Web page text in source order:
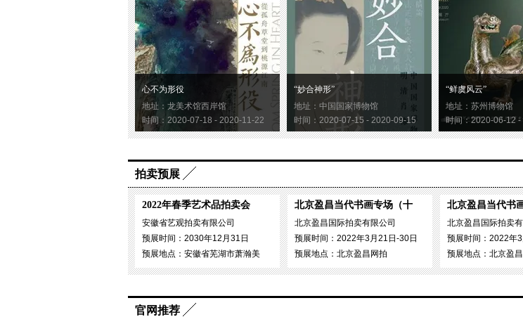
心不为形役
地址：龙美术馆西岸馆
时间：2020-07-18 - 2020-11-22
“妙合神形”
地址：中国国家博物馆
时间：2020-07-15 - 2020-09-15
“鲜虞风云”
地址：苏州博物馆
时间：2020-06-12
拍卖预展
2022年春季艺术品拍卖会
安徽省艺观拍卖有限公司
预展时间：2030年12月31日
预展地点：安徽省芜湖市萧瀚美
北京盈昌当代书画专场（十
北京盈昌国际拍卖有限公司
预展时间：2022年3月21日-30日
预展地点：北京盈昌网拍
北京盈昌当代书
北京盈昌国际拍卖
预展时间：2022年
预展地点：北京盈
官网推荐